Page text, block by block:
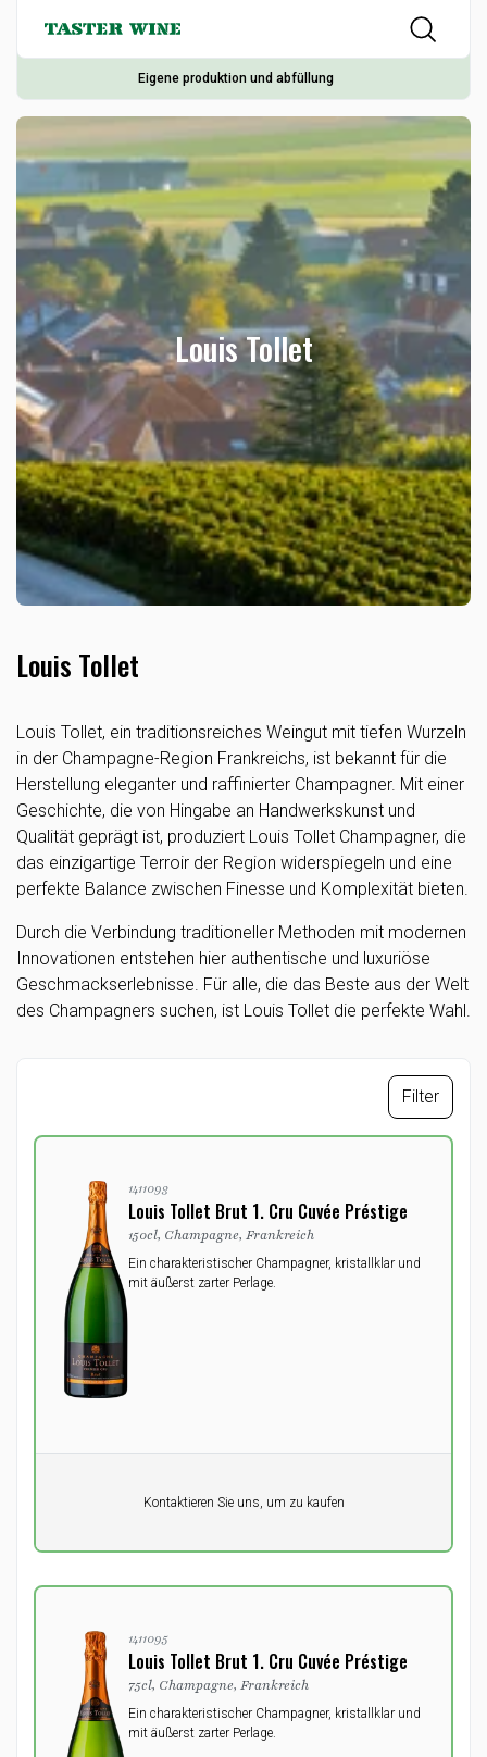
Eigene produktion und abfüllung
Louis Tollet
Louis Tollet
Louis Tollet, ein traditionsreiches Weingut mit tiefen Wurzeln
in der Champagne-Region Frankreichs, ist bekannt für die
Herstellung eleganter und raffinierter Champagner. Mit einer
Geschichte, die von Hingabe an Handwerkskunst und
Qualität geprägt ist, produziert Louis Tollet Champagner, die
das einzigartige Terroir der Region widerspiegeln und eine
perfekte Balance zwischen Finesse und Komplexität bieten.
Durch die Verbindung traditioneller Methoden mit modernen
Innovationen entstehen hier authentische und luxuriöse
Geschmackserlebnisse. Für alle, die das Beste aus der Welt
des Champagners suchen, ist Louis Tollet die perfekte Wahl.
Filter
1411093
Louis Tollet Brut 1. Cru Cuvée Préstige
150cl, Champagne, Frankreich
Ein charakteristischer Champagner, kristallklar und
mit äußerst zarter Perlage.
Kontaktieren Sie uns, um zu kaufen
1411095
Louis Tollet Brut 1. Cru Cuvée Préstige
75cl, Champagne, Frankreich
Ein charakteristischer Champagner, kristallklar und
mit äußerst zarter Perlage.